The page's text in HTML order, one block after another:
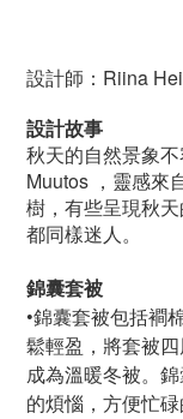
設計師：Riina
設計故事
秋天的自然景象
Muutos ，靈感來
樹，有些呈現秋
都同樣迷人。
錦囊套被
•錦囊套被包括襇
鬆輕盈，將套被
成為溫暖冬被。
的煩惱，方便忙碌